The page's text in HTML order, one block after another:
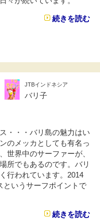
続きを読む
JTBインドネシア
バリ子
・・・バリ島の魅力はい
のメッカとしても有名っ
世界中のサーファーが、
所でもあるのです。バリ
行われています。2014
というサーフポイントで
続きを読む